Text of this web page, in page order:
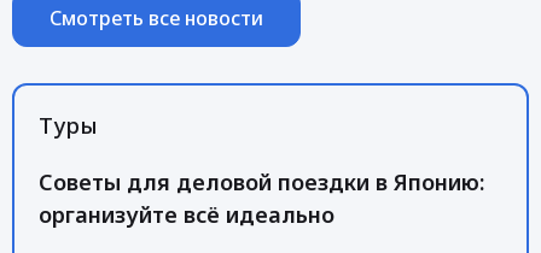
Смотреть все новости
Туры
Советы для деловой поездки в Японию:
организуйте всё идеально